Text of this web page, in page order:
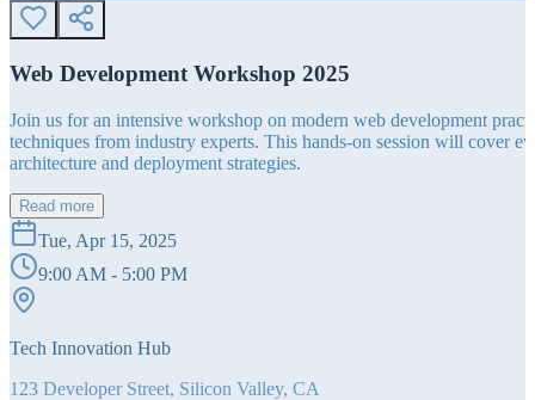
Web Development Workshop 2025
Join us for an intensive workshop on modern web development
techniques from industry experts. This hands-on session will cover
architecture and deployment strategies.
Read more
Tue, Apr 15, 2025
9:00 AM - 5:00 PM
Tech Innovation Hub
123 Developer Street, Silicon Valley, CA